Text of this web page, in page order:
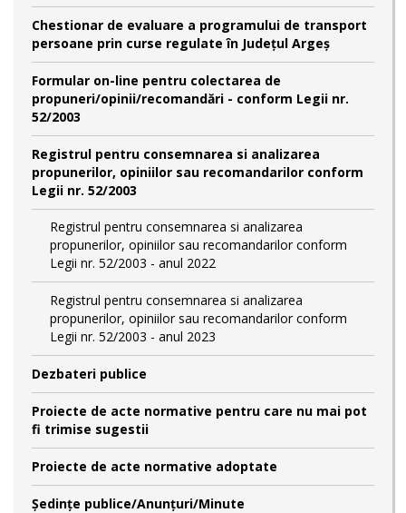
Chestionar de evaluare a programului de transport
persoane prin curse regulate în Județul Argeș
Formular on-line pentru colectarea de
propuneri/opinii/recomandări - conform Legii nr.
52/2003
Registrul pentru consemnarea si analizarea
propunerilor, opiniilor sau recomandarilor conform
Legii nr. 52/2003
Registrul pentru consemnarea si analizarea
propunerilor, opiniilor sau recomandarilor conform
Legii nr. 52/2003 - anul 2022
Registrul pentru consemnarea si analizarea
propunerilor, opiniilor sau recomandarilor conform
Legii nr. 52/2003 - anul 2023
Dezbateri publice
Proiecte de acte normative pentru care nu mai pot
fi trimise sugestii
Proiecte de acte normative adoptate
Şedinţe publice/Anunţuri/Minute